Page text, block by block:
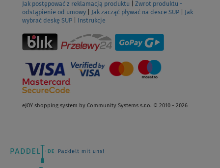
Jak postępować z reklamacją produktu
Zwrot produktu -
odstąpienie od umowy
Jak zacząć pływać na desce SUP
Jak
wybrać deskę SUP
Instrukcje
eJOY shopping system by Community Systems s.r.o. © 2010 - 2026